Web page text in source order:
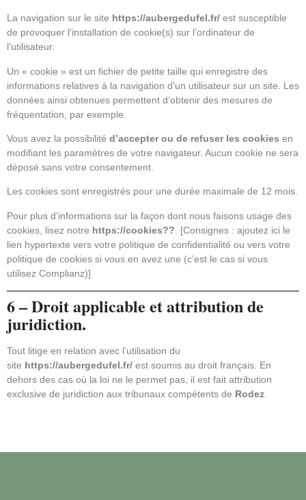
La navigation sur le site https://aubergedufel.fr/ est susceptible
de provoquer l’installation de cookie(s) sur l’ordinateur de
l’utilisateur.
Un « cookie » est un fichier de petite taille qui enregistre des
informations relatives à la navigation d’un utilisateur sur un site. Les
données ainsi obtenues permettent d’obtenir des mesures de
fréquentation, par exemple.
Vous avez la possibilité d’accepter ou de refuser les cookies en
modifiant les paramètres de votre navigateur. Aucun cookie ne sera
déposé sans votre consentement.
Les cookies sont enregistrés pour une durée maximale de 12 mois.
Pour plus d’informations sur la façon dont nous faisons usage des
cookies, lisez notre https://cookies?? . [Consignes : ajoutez ici le
lien hypertexte vers votre politique de confidentialité ou vers votre
politique de cookies si vous en avez une (c’est le cas si vous
utilisez Complianz)]
6 – Droit applicable et attribution de
juridiction.
Tout litige en relation avec l’utilisation du
site https://aubergedufel.fr/ est soumis au droit français. En
dehors des cas où la loi ne le permet pas, il est fait attribution
exclusive de juridiction aux tribunaux compétents de Rodez